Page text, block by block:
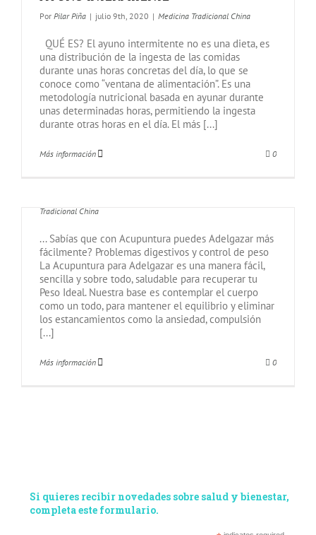
Por Pilar Piña | julio 9th, 2020 | Medicina Tradicional China
QUÉ ES? El ayuno intermitente no es una dieta, es
una distribución de la ingesta de las comidas
durante unas horas concretas del día, lo que se
conoce como “ventana de alimentación”. Es una
metodología nutricional basada en ayunar durante
unas determinadas horas, permitiendo la ingesta
durante otras horas en el día. El más [...]
Más información 0
Tradicional China
... Sabías que con Acupuntura puedes Adelgazar más
fácilmente? Problemas digestivos y control de peso
La Acupuntura para Adelgazar es una manera fácil,
sencilla y sobre todo, saludable para recuperar tu
Peso Ideal. Nuestra base es contemplar el cuerpo
como un todo, para mantener el equilibrio y eliminar
los estancamientos como la ansiedad, compulsión
[...]
Más información 0
Si quieres recibir novedades sobre salud y bienestar,
completa este formulario.